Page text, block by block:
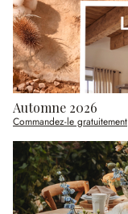
Automne 2026
Commandez-le gratuitement